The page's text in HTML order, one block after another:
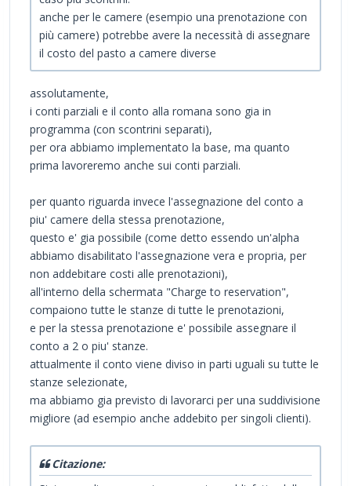
anche per le camere (esempio una prenotazione con
più camere) potrebbe avere la necessità di assegnare
il costo del pasto a camere diverse
assolutamente,
i conti parziali e il conto alla romana sono gia in
programma (con scontrini separati),
per ora abbiamo implementato la base, ma quanto
prima lavoreremo anche sui conti parziali.
per quanto riguarda invece l'assegnazione del conto a
piu' camere della stessa prenotazione,
questo e' gia possibile (come detto essendo un'alpha
abbiamo disabilitato l'assegnazione vera e propria, per
non addebitare costi alle prenotazioni),
all'interno della schermata "Charge to reservation",
compaiono tutte le stanze di tutte le prenotazioni,
e per la stessa prenotazione e' possibile assegnare il
conto a 2 o piu' stanze.
attualmente il conto viene diviso in parti uguali su tutte le
stanze selezionate,
ma abbiamo gia previsto di lavorarci per una suddivisione
migliore (ad esempio anche addebito per singoli clienti).
Citazione: